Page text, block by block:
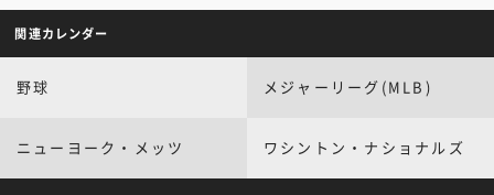
関連カレンダー
野球 メジャーリーグ(MLB)
ニューヨーク・メッツ ワシントン・ナショナルズ